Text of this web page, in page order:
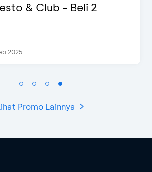
Diskon 50% Makanan &
Minuman
Sep 2023
Promo Lainnya